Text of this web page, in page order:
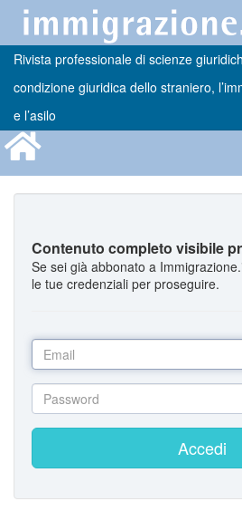
Rivista professionale di scienze
condizione giuridica dello straniero,
e l’asilo
Contenuto completo visibile
Se sei già abbonato a
le tue credenziali per proseguire.
Accedi